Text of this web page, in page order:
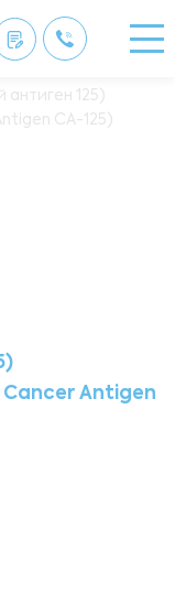
125)
СА-125)
Antigen